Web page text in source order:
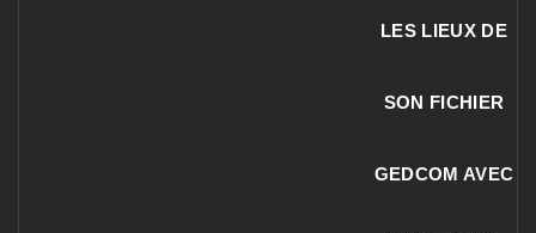
LES LIEUX DE
SON FICHIER
GEDCOM AVEC